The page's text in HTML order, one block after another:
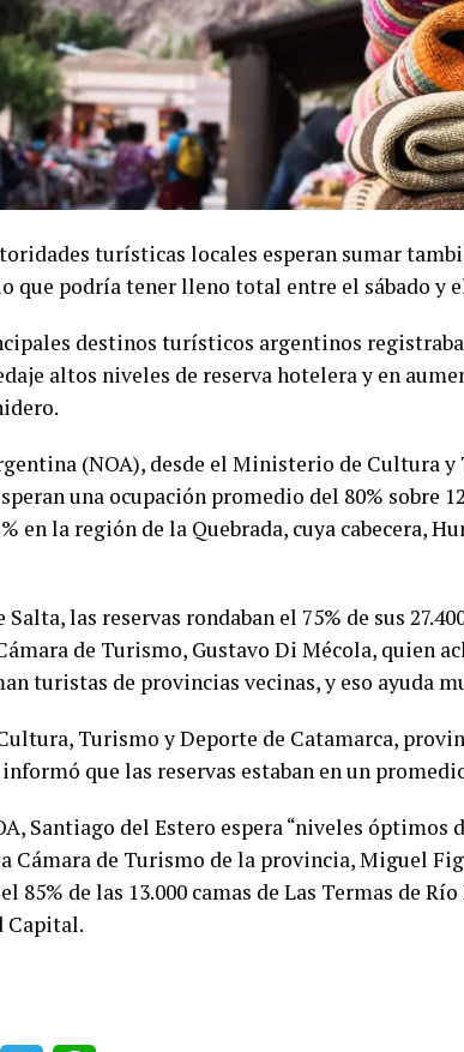
turísticas locales esperan sumar
que podría tener lleno total entre el sábado y
destinos turísticos argentinos
altos niveles de reserva hotelera y en
(NOA), desde el Ministerio de Cultura y
una ocupación promedio del 80% sobre
en la región de la Quebrada, cuya cabecera,
las reservas rondaban el 75% de sus
de Turismo, Gustavo Di Mécola, quien
turistas de provincias vecinas, y eso ayuda
Turismo y Deporte de Catamarca,
que las reservas estaban en un
Santiago del Estero espera “niveles óptimos
Cámara de Turismo de la provincia, Miguel
85% de las 13.000 camas de Las Termas de
Capital.